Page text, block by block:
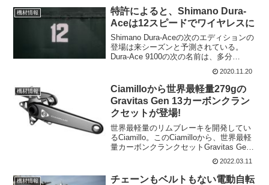
を、緩い路面ではトラクションを、ロン
グライドで...
機材情報
特許によると、Shimano Dura-
Aceは12スピードでワイヤレスに
Shimano Dura-Aceの次のエディションの
登場は来シーズンと予測されている。
Dura-Ace 9100の次の名前は、多分
R9200、またはR9250と呼ばれるように
なるのでは。そして、ワイヤレスの12速
となることがShimanoが...
2020.11.20
機材情報
Ciamilloから世界最軽量279gの
Gravitas Gen 13カーボンクラン
クセットが登場!
世界最軽量のリムブレーキを開発してい
るCiamillo。このCiamilloから、世界最軽
量カーボンクランクセットGravitas Gen
13が登場した。片面だけではなく、アー
ム、スパイバー、スピンドルが含まれて
いる。これで279gの重量...
2022.03.11
機材情報
チェーンもベルトもない電動自転